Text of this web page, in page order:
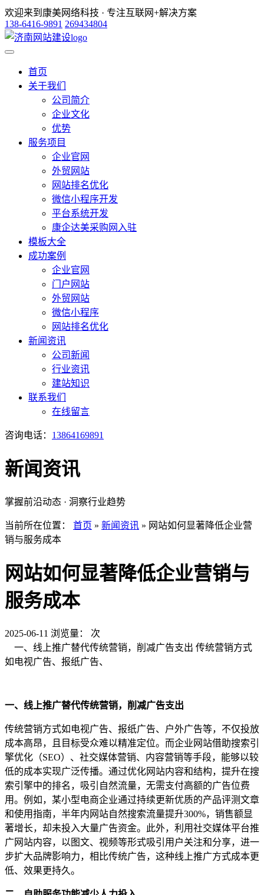
欢迎来到康美网络科技 · 专注互联网+解决方案
138-6416-9891 269434804
首页
关于我们
公司简介
企业文化
优势
服务项目
企业官网
外贸网站
网站排名优化
微信小程序开发
平台系统开发
康企达美采购网入驻
模板大全
成功案例
企业官网
门户网站
外贸网站
微信小程序
网站排名优化
新闻资讯
公司新闻
行业资讯
建站知识
联系我们
在线留言
咨询电话： 13864169891
新闻资讯
掌握前沿动态 · 洞察行业趋势
当前所在位置： 首页 » 新闻资讯 » 网站如何显著降低企业营
销与服务成本
网站如何显著降低企业营销与
服务成本
2025-06-11 浏览量：
次
一、线上推广替代传统营销，削减广告支出 传统营销方式
如电视广告、报纸广告、
一、线上推广替代传统营销，削减广告支出
传统营销方式如电视广告、报纸广告、户外广告等，不仅投放
成本高昂，且目标受众难以精准定位。而企业网站借助搜索引
擎优化（SEO）、社交媒体营销、内容营销等手段，能够以较
低的成本实现广泛传播。通过优化网站内容和结构，提升在搜
索引擎中的排名，吸引自然流量，无需支付高额的广告位费
用。例如，某小型电商企业通过持续更新优质的产品评测文章
和使用指南，半年内网站自然搜索流量提升300%，销售额显
著增长，却未投入大量广告资金。此外，利用社交媒体平台推
广网站内容，以图文、视频等形式吸引用户关注和分享，进一
步扩大品牌影响力，相比传统广告，这种线上推广方式成本更
低、效果更持久。